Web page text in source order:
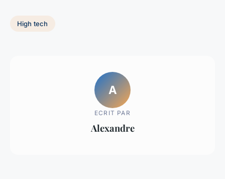
High tech
A
ECRIT PAR
Alexandre